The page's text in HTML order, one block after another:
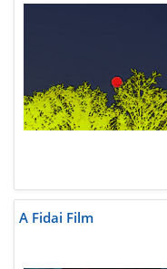
A Fidai Film